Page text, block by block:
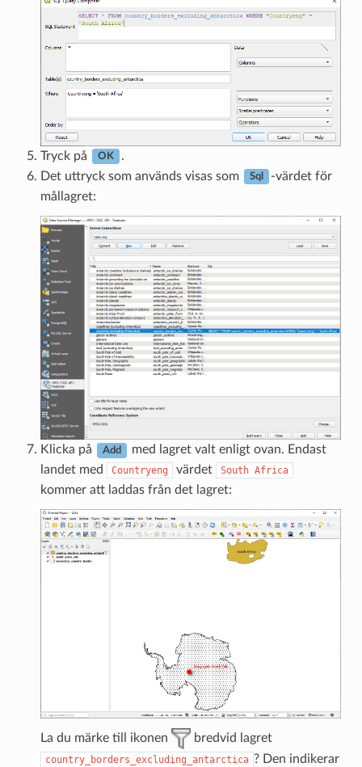
Tryck på OK
.
Det uttryck som används visas som
Sql
-värdet för
mållagret:
Klicka på Add
med lagret valt enligt ovan. Endast
landet med
Countryeng värdet South Africa
kommer att laddas från det lagret:
La du märke till ikonen bredvid lagret
country_borders_excluding_antarctica ? Den indikerar